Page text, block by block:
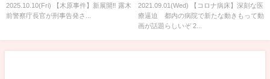
査を担当した元刑事と一緒に語
ろう# 11
2025.10.10(Fri) 【木原事件】新展開‼️ 露木
前警察庁長官が刑事告発さ...
2021.09.01(Wed) 【コロナ病床】深刻な医
療逼迫 都内の病院で新たな動きもって動
画が話題らしいぞ 2...